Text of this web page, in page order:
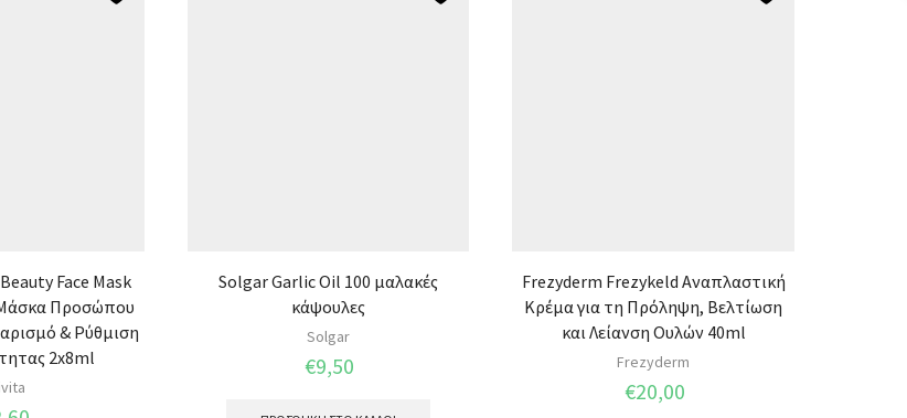
Face Mask
Προσώπου
& Ρύθμιση
2x8ml
Solgar Garlic Oil 100 μαλακές
κάψουλες
Solgar
€9,50
Frezyderm Frezykeld Αναπλαστική
Κρέμα για τη Πρόληψη, Βελτίωση
και Λείανση Ουλών 40ml
Frezyderm
€20,00